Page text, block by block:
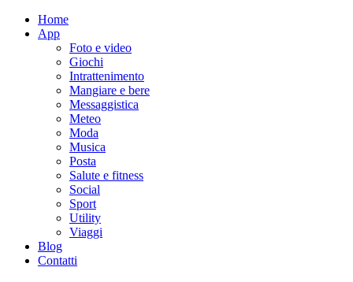
Home
App
Foto e video
Giochi
Intrattenimento
Mangiare e bere
Messaggistica
Meteo
Moda
Musica
Posta
Salute e fitness
Social
Sport
Utility
Viaggi
Blog
Contatti